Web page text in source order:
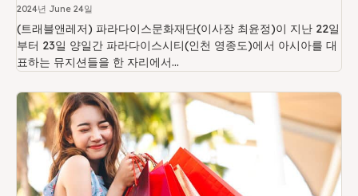
2024년 June 24일
(트래블앤레저) 파라다이스문화재단(이사장 최윤정)이 지난 22일
부터 23일 양일간 파라다이스시티(인천 영종도)에서 아시아를 대
표하는 뮤지션들을 한 자리에서...